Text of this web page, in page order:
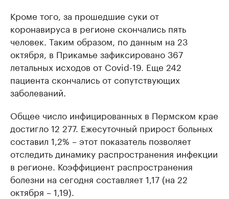
Кроме того, за прошедшие суки от
коронавируса в регионе скончались пять
человек. Таким образом, по данным на 23
октября, в Прикамье зафиксировано 367
летальных исходов от Covid-19. Еще 242
пациента скончались от сопутствующих
заболеваний.
Общее число инфицированных в Пермском крае
достигло 12 277. Ежесуточный прирост больных
составил 1,2% – этот показатель позволяет
отследить динамику распространения инфекции
в регионе. Коэффициент распространения
болезни на сегодня составляет 1,17 (на 22
октября – 1,19).